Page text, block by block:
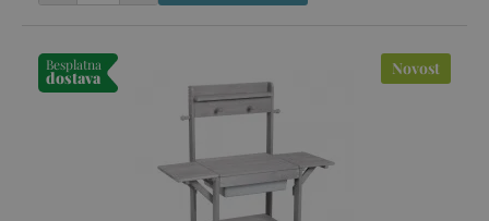
Besplatna
dostava Novost